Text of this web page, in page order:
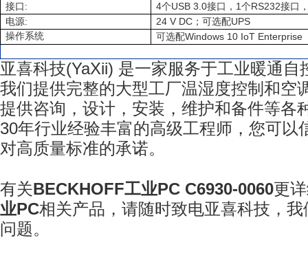
接口 : 4个USB 3.0接口， 1 个RS232接口
电源: 24 V DC ；可选配UPS
操作系统 可选配Windows 10 IoT Enterprise
亚喜科技(YaXii) 是一家服务于工业暖通自
我们提供完整的大型工厂温湿度控制和空
提供咨询，设计，安装，维护和备件等各
30年行业经验丰富的高级工程师，您可以
对高质量标准的承诺。
有关BECKHOFF工业PC C6930-0060更
业PC相关产品，请随时致电亚喜科技 ，
问题。